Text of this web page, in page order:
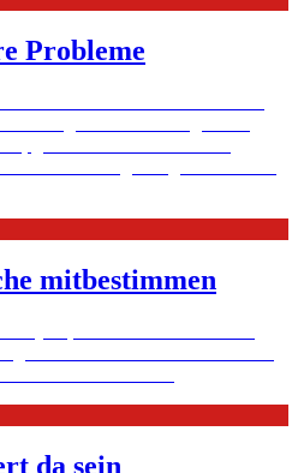
Probleme
mitbestimmen
da sein